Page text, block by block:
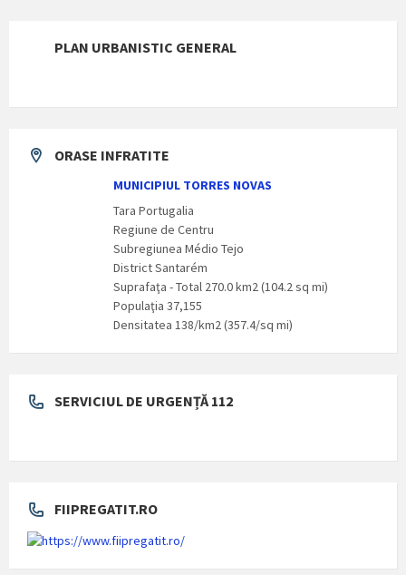
PLAN URBANISTIC GENERAL
ORASE INFRATITE
MUNICIPIUL TORRES NOVAS
Tara Portugalia
Regiune de Centru
Subregiunea Médio Tejo
District Santarém
Suprafaţa - Total 270.0 km2 (104.2 sq mi)
Populaţia 37,155
Densitatea 138/km2 (357.4/sq mi)
SERVICIUL DE URGENȚĂ 112
FIIPREGATIT.RO